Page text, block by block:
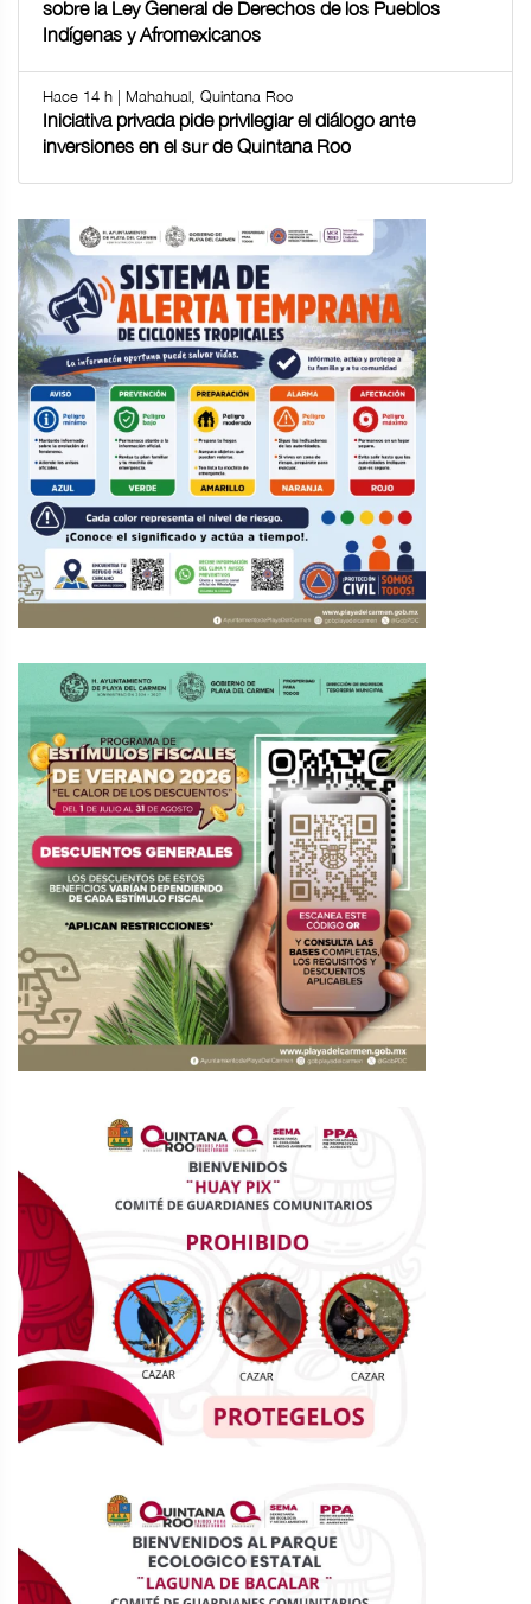
sobre la Ley General de Derechos de los Pueblos
Indígenas y Afromexicanos
Hace 14 h | Mahahual, Quintana Roo
Iniciativa privada pide privilegiar el diálogo ante
inversiones en el sur de Quintana Roo